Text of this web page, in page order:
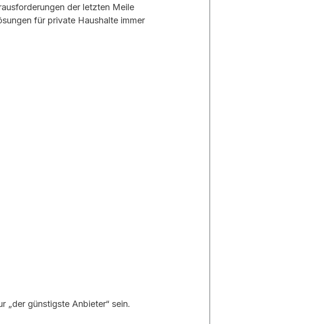
der letzten Meile
für private Haushalte immer
„der günstigste Anbieter“ sein.